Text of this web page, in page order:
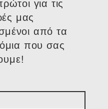
για τις
μας
από τα
που σας